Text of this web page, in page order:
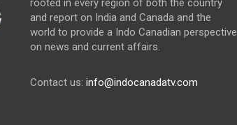
and report on India and Canada and the
world to provide a Indo Canadian perspective
on news and current affairs.
Contact us: info@indocanadatv.com